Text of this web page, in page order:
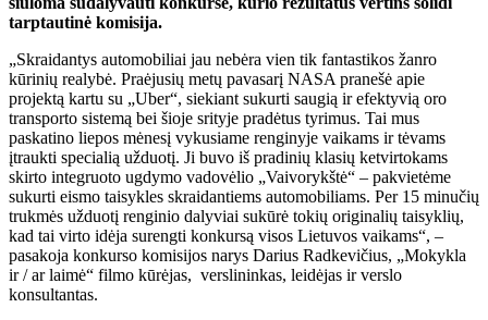
tarptautinė komisija.
„Skraidantys automobiliai jau nebėra vien tik fantastikos žanro
kūrinių realybė. Praėjusių metų pavasarį NASA pranešė apie
projektą kartu su „Uber“, siekiant sukurti saugią ir efektyvią oro
transporto sistemą bei šioje srityje pradėtus tyrimus. Tai mus
paskatino liepos mėnesį vykusiame renginyje vaikams ir tėvams
įtraukti specialią užduotį. Ji buvo iš pradinių klasių ketvirtokams
skirto integruoto ugdymo vadovėlio „Vaivorykštė“ – pakvietėme
sukurti eismo taisykles skraidantiems automobiliams. Per 15 minučių
trukmės užduotį renginio dalyviai sukūrė tokių originalių taisyklių,
kad tai virto idėja surengti konkursą visos Lietuvos vaikams“, –
pasakoja konkurso komisijos narys Darius Radkevičius, „Mokykla
ir / ar laimė“ filmo kūrėjas, verslininkas, leidėjas ir verslo
konsultantas.